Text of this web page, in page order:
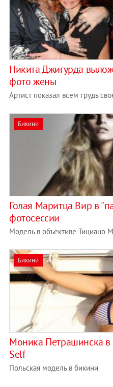
Никита Джигурда
фото жены
Артист показал всем грудь
Бикини
Голая Маритца Вир в
фотосессии
Модель в объективе Тициано
Бикини
Моника Петрашинска в
Self
Польская модель в бикини